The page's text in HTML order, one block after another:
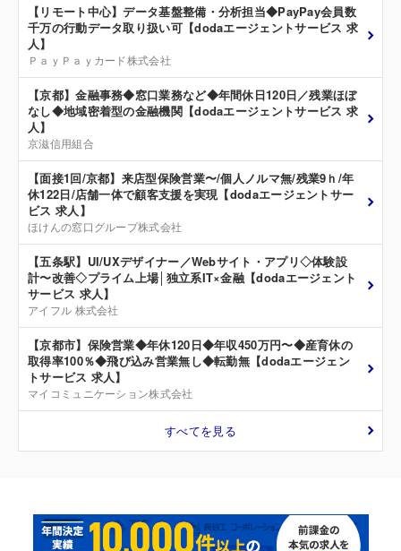
【リモート中心】データ基盤整備・分析担当◆PayPay会員数
千万の行動データ取り扱い可【dodaエージェントサービス 求
人】
ＰａｙＰａｙカード株式会社
【京都】金融事務◆窓口業務など◆年間休日120日／残業ほぼ
なし◆地域密着型の金融機関【dodaエージェントサービス 求
人】
京滋信用組合
【面接1回/京都】来店型保険営業〜/個人ノルマ無/残業9ｈ/年
休122日/店舗一体で顧客支援を実現【dodaエージェントサー
ビス 求人】
ほけんの窓口グループ株式会社
【五条駅】UI/UXデザイナー／Webサイト・アプリ◇体験設
計〜改善◇プライム上場│独立系IT×金融【dodaエージェント
サービス 求人】
アイフル 株式会社
【京都市】保険営業◆年休120日◆年収450万円〜◆産育休の
取得率100％◆飛び込み営業無し◆転勤無【dodaエージェン
トサービス 求人】
マイコミュニケーション株式会社
すべてを見る